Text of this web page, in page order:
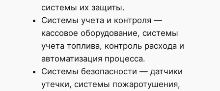
системы их защиты.
Системы учета и контроля —
кассовое оборудование, системы
учета топлива, контроль расхода и
автоматизация процесса.
Системы безопасности — датчики
утечки, системы пожаротушения,